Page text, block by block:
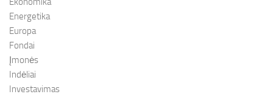
Energetika
Europa
Fondai
Įmonės
Indėliai
Investavimas